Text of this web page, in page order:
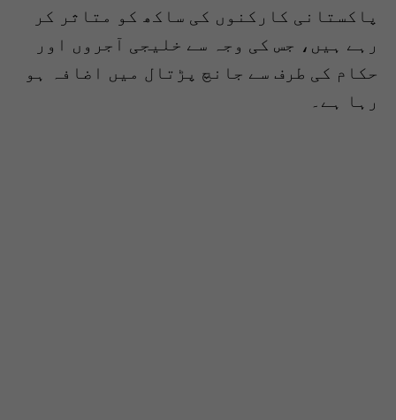
پاکستانی کارکنوں کی ساکھ کو متاثر کر
رہے ہیں، جس کی وجہ سے خلیجی آجروں اور
حکام کی طرف سے جانچ پڑتال میں اضافہ ہو
رہا ہے۔